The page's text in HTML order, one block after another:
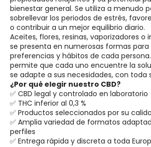
bienestar general. Se utiliza a menudo
sobrellevar los periodos de estrés,
o contribuir a un mejor equilibrio diario.
Aceites, flores, resinas, vaporizadores o
se presenta en numerosas formas para
preferencias y hábitos de cada
permite que cada uno encuentre la
se adapte a sus necesidades, con toda
¿Por qué elegir nuestro CBD?
✅ CBD legal y controlado en laboratorio
✅ THC inferior al 0,3 %
✅ Productos seleccionados por su
✅ Amplia variedad de formatos
perfiles
✅ Entrega rápida y discreta a toda